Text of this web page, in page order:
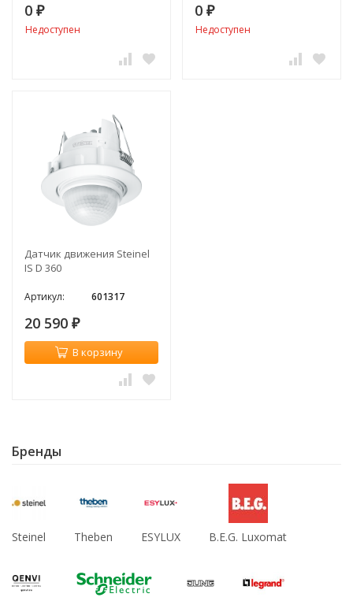
0 ₽
Недоступен
0 ₽
Недоступен
Датчик движения Steinel
IS D 360
Артикул: 601317
20 590 ₽
В корзину
Бренды
Steinel Theben ESYLUX B.E.G. Luxomat